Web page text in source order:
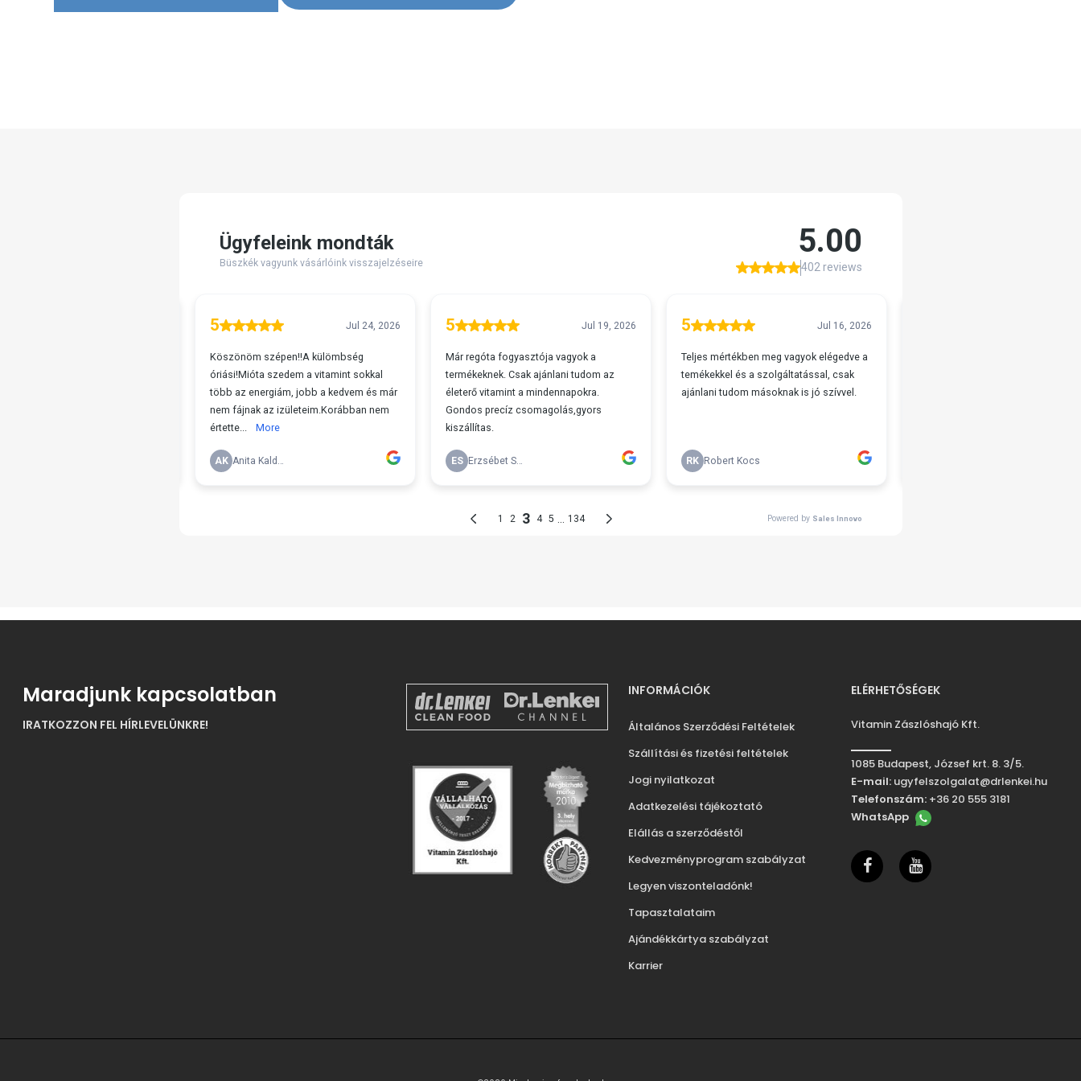
Maradjunk kapcsolatban
IRATKOZZON FEL HÍRLEVELÜNKRE!
INFORMÁCIÓK
Általános Szerződési Feltételek
Szállítási és fizetési feltételek
Jogi nyilatkozat
Adatkezelési tájékoztató
Elállás a szerződéstől
Kedvezményprogram szabályzat
Legyen viszonteladónk!
Tapasztalataim
Ajándékkártya szabályzat
Karrier
ELÉRHETŐSÉGEK
Vitamin Zászlóshajó Kft.
1085 Budapest, József krt. 8. 3/5.
E-mail: ugyfelszolgalat@drlenkei.hu
Telefonszám: +36 20 555 3181
WhatsApp
facebookyoutube